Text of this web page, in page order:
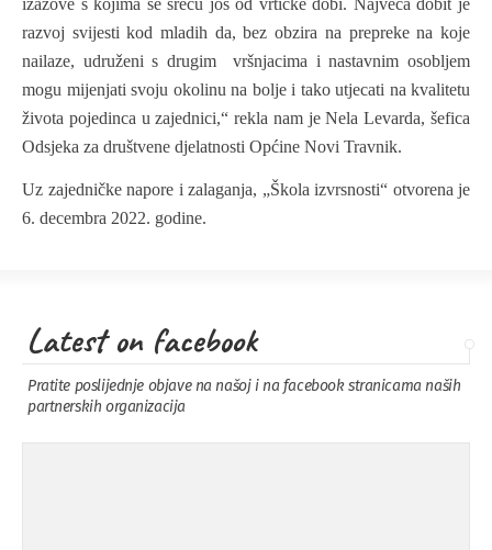
izazove s kojima se sreću još od vrtićke dobi. Najveća dobit je
razvoj svijesti kod mladih da, bez obzira na prepreke na koje
nailaze, udruženi s drugim vršnjacima i nastavnim osobljem
mogu mijenjati svoju okolinu na bolje i tako utjecati na kvalitetu
života pojedinca u zajednici,“ rekla nam je Nela Levarda, šefica
Odsjeka za društvene djelatnosti Općine Novi Travnik.
Uz zajedničke napore i zalaganja, „Škola izvrsnosti“ otvorena je
6. decembra 2022. godine.
Latest on facebook
Pratite poslijednje objave na našoj i na facebook stranicama naših
partnerskih organizacija